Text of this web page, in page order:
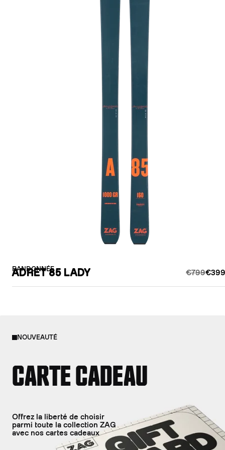
RANDONNÉE
ADRET 85 LADY €799
NOUVEAUTÉ
CARTE CADEAU
Offrez la liberté de choisir
parmi toute la collection ZAG
avec nos cartes cadeaux